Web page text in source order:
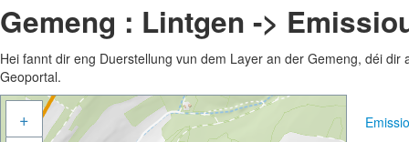
Gemeng : Lintgen ->
Hei fannt dir eng Duerstellung vun dem Layer an der Gemeng, déi
Geoportal.
+